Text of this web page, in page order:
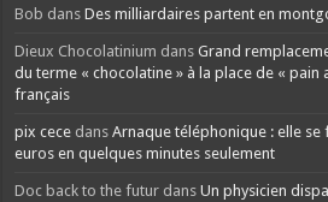
Bob dansDes milliardaires partent en
Dieux Chocolatinium dansGrand
du terme « chocolatine » à la place de «
français
pix cece dansArnaque téléphonique : elle se
euros en quelques minutes seulement
Doc back to the futur dansUn physicien